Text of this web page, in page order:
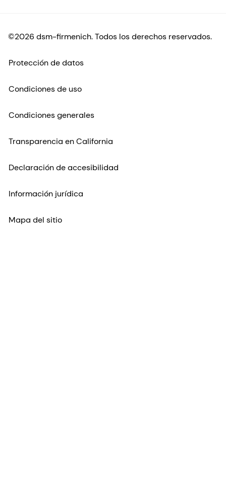
©2026 dsm-firmenich. Todos los derechos reservados.
Protección de datos
Condiciones de uso
Condiciones generales
Transparencia en California
Declaración de accesibilidad
Información jurídica
Mapa del sitio